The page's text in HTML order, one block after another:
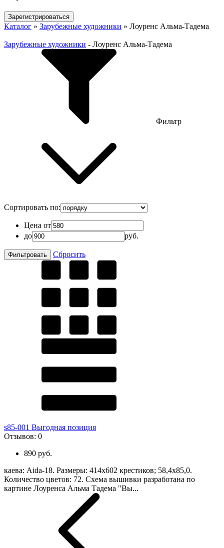
Зарегистрироваться
Каталог » Зарубежные художники » Лоуренс Альма-Тадема
Зарубежные художники - Лоуренс Альма-Тадема
Фильтр
Сортировать по:
Цена от
до
руб.
Сбросить
s85-001 Выгодная позиция
Отзывов: 0
890 руб.
каева: Aida-18. Размеры: 414х602 крестиков; 58,4х85,0.
Количество цветов: 72. Схема вышивки разработана по
картине Лоуренса Альма Тадема "Вы...